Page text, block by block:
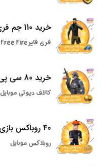
خرید 110 جم فری فایر با آیدی
فری فایر Free Fire
خرید 80 سی پی کالاف دیوتی موبایل
کالاف دیوتی موبایل
40 روباکس بازی روبلاکس
روبلاکس موبایل